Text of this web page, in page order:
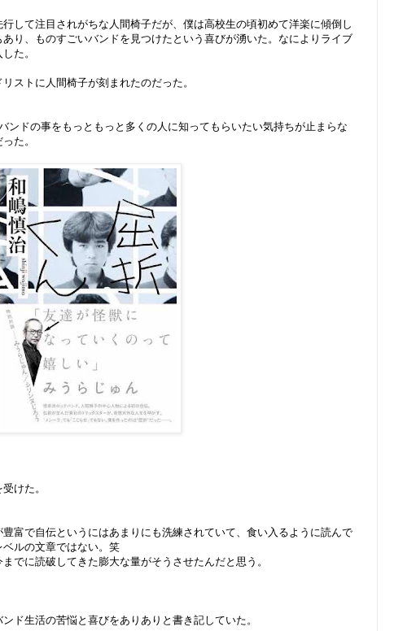
して注目されがちな人間椅子だが、僕は高校生の頃初めて洋楽に傾倒し
り、ものすごいバンドを見つけたという喜びが湧いた。なによりライブ
た。
ストに人間椅子が刻まれたのだった。
ンドの事をもっともっと多くの人に知ってもらいたい気持ちが止まらな
った。
けた。
富で自伝というにはあまりにも洗練されていて、食い入るように読んで
ルの文章ではない。笑
でに読破してきた膨大な量がそうさせたんだと思う。
ド生活の苦悩と喜びをありありと書き記していた。